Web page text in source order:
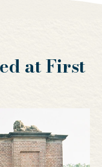
at First